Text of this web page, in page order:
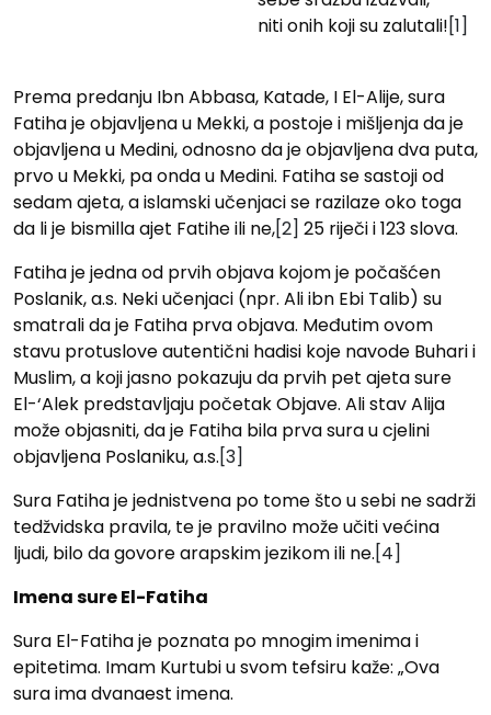
niti onih koji su zalutali![1]
Prema predanju Ibn Abbasa, Katade, I El-Alije, sura
Fatiha je objavljena u Mekki, a postoje i mišljenja da je
objavljena u Medini, odnosno da je objavljena dva puta,
prvo u Mekki, pa onda u Medini. Fatiha se sastoji od
sedam ajeta, a islamski učenjaci se razilaze oko toga
da li je bismilla ajet Fatihe ili ne,[2] 25 riječi i 123 slova.
Fatiha je jedna od prvih objava kojom je počašćen
Poslanik, a.s. Neki učenjaci (npr. Ali ibn Ebi Talib) su
smatrali da je Fatiha prva objava. Međutim ovom
stavu protuslove autentični hadisi koje navode Buhari i
Muslim, a koji jasno pokazuju da prvih pet ajeta sure
El-‘Alek predstavljaju početak Objave. Ali stav Alija
može objasniti, da je Fatiha bila prva sura u cjelini
objavljena Poslaniku, a.s.[3]
Sura Fatiha je jednistvena po tome što u sebi ne sadrži
tedžvidska pravila, te je pravilno može učiti većina
ljudi, bilo da govore arapskim jezikom ili ne.[4]
Imena sure El-Fatiha
Sura El-Fatiha je poznata po mnogim imenima i
epitetima. Imam Kurtubi u svom tefsiru kaže: „Ova
sura ima dvanaest imena.